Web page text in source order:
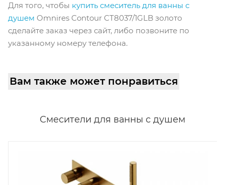
Для того, чтобы купить смеситель для ванны с
душем Omnires Contour CT8037/1GLB золото
сделайте заказ через сайт, либо позвоните по
указанному номеру телефона.
Вам также может понравиться
Смесители для ванны с душем